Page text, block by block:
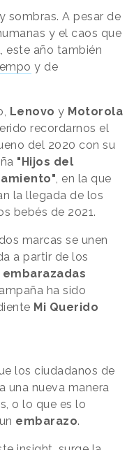
y sombras. A pesar de
y el caos que
este año también
y de
Lenovo y Motorola
recordarnos el
del 2020 con su
"Hijos del
, en la que
la llegada de los
bebés de 2021.
marcas se unen
a partir de los
ha sido
Mi Querido
los ciudadanos de
una nueva manera
o lo que es lo
embarazo.